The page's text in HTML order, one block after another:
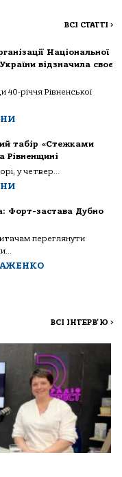
ВСІ СТАТТІ >
Національної
відзначила своє
40-річчя Рівненської
табір «Стежками
Рівненщині
у четвер...
Форт-застава Дубно
переглянути
ВСІ ІНТЕРВ'Ю >